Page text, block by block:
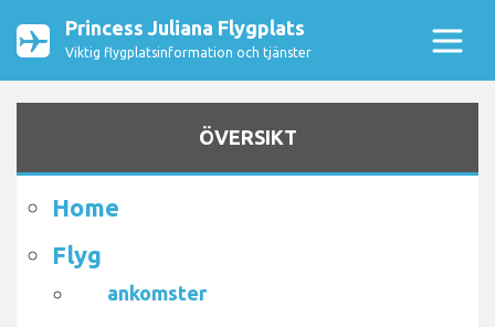
Princess Juliana Flygplats
Viktig flygplatsinformation och tjänster
ÖVERSIKT
Home
Flyg
ankomster